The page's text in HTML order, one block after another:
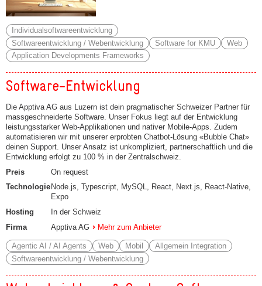
Individualsoftwareentwicklung
Softwareentwicklung / Webentwicklung
Software for KMU
Web
Application Developments Frameworks
Software-Entwicklung
Die Apptiva AG aus Luzern ist dein pragmatischer Schweizer Partner für
massgeschneiderte Software. Unser Fokus liegt auf der Entwicklung
leistungsstarker Web-Applikationen und nativer Mobile-Apps. Zudem
automatisieren wir mit unserer erprobten Chatbot-Lösung «Bubble Chat»
deinen Support. Unser Ansatz ist unkompliziert, partnerschaftlich und die
Entwicklung erfolgt zu 100 % in der Zentralschweiz.
Preis
On request
Technologie Node.js, Typescript, MySQL, React, Next.js, React-Native,
Expo
Hosting
In der Schweiz
Firma
Apptiva AG Mehr zum Anbieter
Agentic AI / AI Agents Web Mobil
Allgemein Integration
Softwareentwicklung / Webentwicklung